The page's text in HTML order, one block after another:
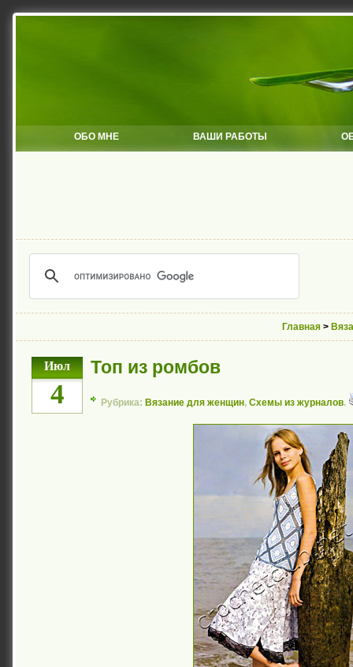
ОБО МНЕ ВАШИ РАБОТЫ
Главная >
Июл
4
Топ из ромбов
Рубрика: Вязание для женщин, Схемы из журналов.